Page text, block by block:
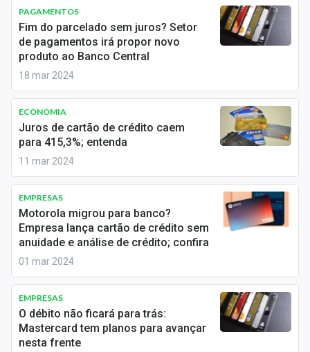
Internacional
Marketing
Tecnologia
Conteúdo de Marca
Sobre
Expediente
Contato
PAGAMENTOS
Fim do parcelado sem juros? Setor
de pagamentos irá propor novo
produto ao Banco Central
18 mar 2024
ECONOMIA
Juros de cartão de crédito caem
para 415,3%; entenda
11 mar 2024
EMPRESAS
Motorola migrou para banco?
Empresa lança cartão de crédito sem
anuidade e análise de crédito; confira
01 mar 2024
EMPRESAS
O débito não ficará para trás:
Mastercard tem planos para avançar
nesta frente